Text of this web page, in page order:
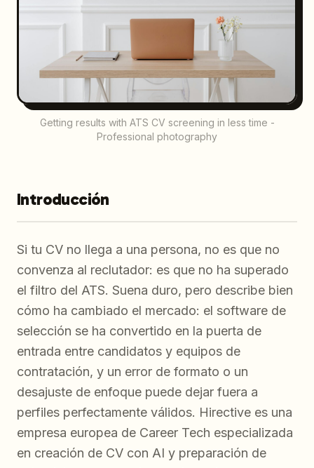
Getting results with ATS CV screening in less time -
Professional photography
Introducción
Si tu CV no llega a una persona, no es que no
convenza al reclutador: es que no ha superado
el filtro del ATS. Suena duro, pero describe bien
cómo ha cambiado el mercado: el software de
selección se ha convertido en la puerta de
entrada entre candidatos y equipos de
contratación, y un error de formato o un
desajuste de enfoque puede dejar fuera a
perfiles perfectamente válidos. Hirective es una
empresa europea de Career Tech especializada
en creación de CV con AI y preparación de